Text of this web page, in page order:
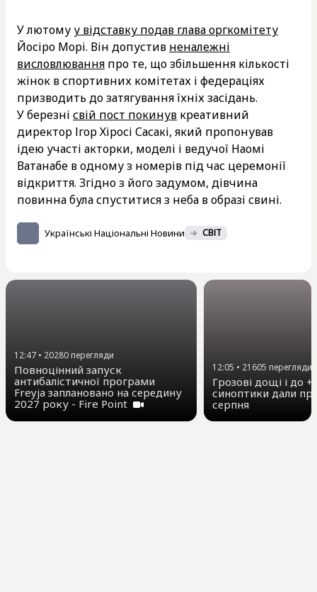
У лютому у відставку подав глава оргкомітету
Йосіро Морі. Він допустив неналежні
висловлювання про те, що збільшення кількості
жінок в спортивних комітетах і федераціях
призводить до затягування їхніх засідань.
У березні свій пост покинув креативний
директор Ігор Хіросі Сасакі, який пропонував
ідею участі акторки, моделі і ведучої Наомі
Ватанабе в одному з номерів під час церемонії
відкриття. Згідно з його задумом, дівчина
повинна була спуститися з неба в образі свині.
Українські Національні Новини СВІТ
12:47 • 20280перегляди
Повноцінний запуск
антибалістичної програми
Freyja заплановано на середину
2027 року - Fire Point
12:05 • 21605 перегляди
Грозові дощі і до
синоптики дали
серпня